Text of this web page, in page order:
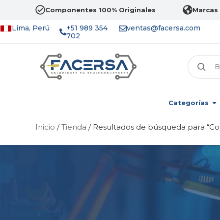
Componentes 100% Originales
Lima, Perú
+51 989 354
702
ventas@facersa.com
Categorías
Inicio /Tienda / Resultados de búsqueda para